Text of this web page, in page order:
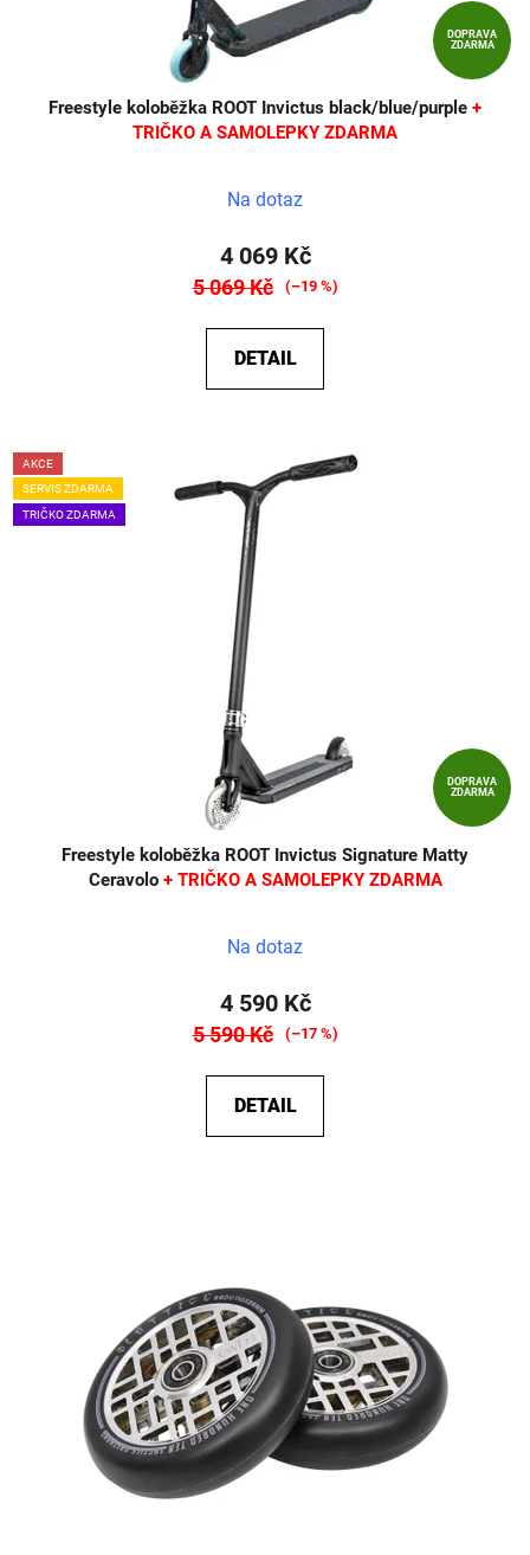
DOPRAVA
ZDARMA
Freestyle koloběžka ROOT Invictus black/blue/purple +
TRIČKO A SAMOLEPKY ZDARMA
Na dotaz
4 069 Kč
5 069 Kč (–19 %)
DETAIL
AKCE
SERVIS ZDARMA
TRIČKO ZDARMA
DOPRAVA
ZDARMA
Freestyle koloběžka ROOT Invictus Signature Matty
Ceravolo + TRIČKO A SAMOLEPKY ZDARMA
Na dotaz
4 590 Kč
5 590 Kč (–17 %)
DETAIL